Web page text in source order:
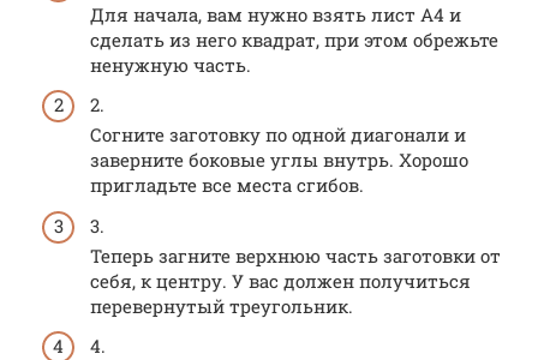
Для начала, вам нужно взять лист А4 и
сделать из него квадрат, при этом обрежьте
ненужную часть.
2.
Согните заготовку по одной диагонали и
заверните боковые углы внутрь. Хорошо
пригладьте все места сгибов.
3.
Теперь загните верхнюю часть заготовки от
себя, к центру. У вас должен получиться
перевернутый треугольник.
4.